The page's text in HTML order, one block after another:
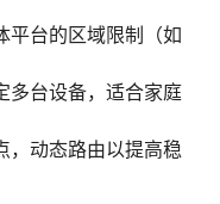
平台的区域限制（如
多台设备，适合家庭
，动态路由以提高稳